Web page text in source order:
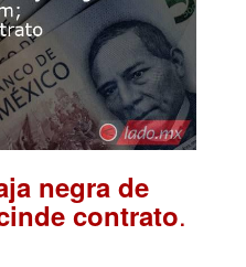
negra de
contrato.